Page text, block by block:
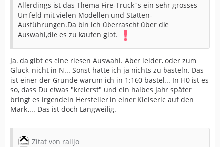
Allerdings ist das Thema Fire-Truck´s ein sehr grosses
Umfeld mit vielen Modellen und Statten-
Ausführungen.Da bin ich überrascht über die
Auswahl,die es zu kaufen gibt.
Ja, da gibt es eine riesen Auswahl. Aber leider, oder zum
Glück, nicht in N... Sonst hätte ich ja nichts zu basteln. Das
ist einer der Gründe warum ich in 1:160 bastel... In H0 ist es
so, dass Du etwas "kreierst" und ein halbes Jahr später
bringt es irgendein Hersteller in einer Kleiserie auf den
Markt... Das ist doch Langweilig.
Zitat von railjo